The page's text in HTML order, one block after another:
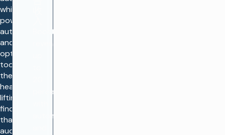
while
powerful
automation
and
optimization
tools do
the
heavy
lifting of
finding
that
audience
Boost
percent
automation